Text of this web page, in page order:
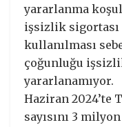
yararlanma
işsizlik sigortası
kullanılması
çoğunluğu
yararlanamıyor.
Haziran 2024’te
sayısını 3